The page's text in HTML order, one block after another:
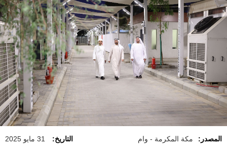
المصدر: مكة المكرمة - وام التاريخ: 31 مايو 2025